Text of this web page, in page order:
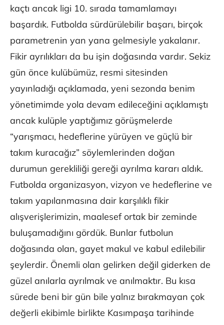
kaçtı ancak ligi 10. sırada tamamlamayı
başardık. Futbolda sürdürülebilir başarı, birçok
parametrenin yan yana gelmesiyle yakalanır.
Fikir ayrılıkları da bu işin doğasında vardır. Sekiz
gün önce kulübümüz, resmi sitesinden
yayınladığı açıklamada, yeni sezonda benim
yönetimimde yola devam edileceğini açıklamıştı
ancak kulüple yaptığımız görüşmelerde
“yarışmacı, hedeflerine yürüyen ve güçlü bir
takım kuracağız” söylemlerinden doğan
durumun gerekliliği gereği ayrılma kararı aldık.
Futbolda organizasyon, vizyon ve hedeflerine ve
takım yapılanmasına dair karşılıklı fikir
alışverişlerimizin, maalesef ortak bir zeminde
buluşamadığını gördük. Bunlar futbolun
doğasında olan, gayet makul ve kabul edilebilir
şeylerdir. Önemli olan gelirken değil giderken de
güzel anılarla ayrılmak ve anılmaktır. Bu kısa
sürede beni bir gün bile yalnız bırakmayan çok
değerli ekibimle birlikte Kasımpaşa tarihinde